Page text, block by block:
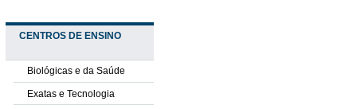
CENTROS DE ENSINO
Biológicas e da Saúde
Exatas e Tecnologia